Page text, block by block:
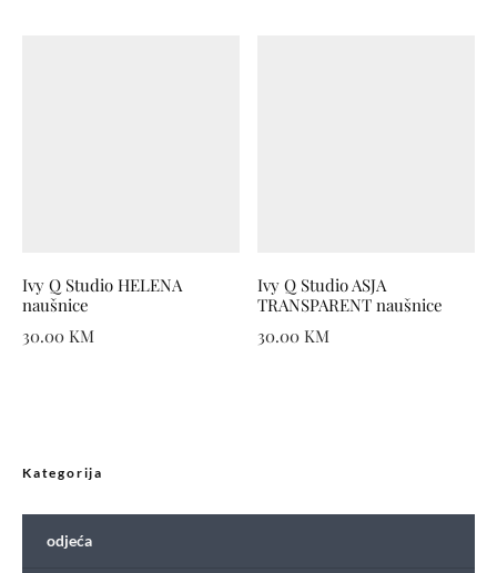
Ivy Q Studio HELENA
naušnice
30.00 KM
Ivy Q Studio ASJA
TRANSPARENT naušnice
30.00KM
Kategorija
odjeća